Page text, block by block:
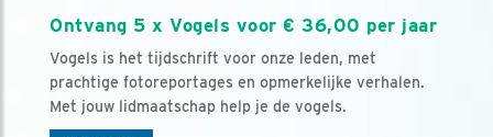
Ontvang 5 x Vogels voor € 36,00 per jaar
Vogels is het tijdschrift voor onze leden, met
prachtige fotoreportages en opmerkelijke verhalen.
Met jouw lidmaatschap help je de vogels.